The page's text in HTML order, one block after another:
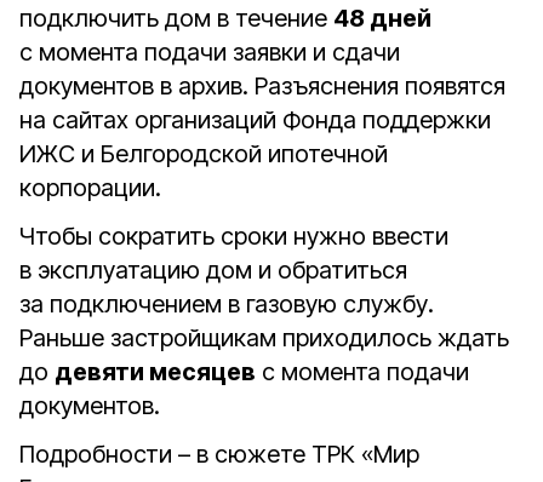
подключить дом в течение 48 дней
с момента подачи заявки и сдачи
документов в архив. Разъяснения появятся
на сайтах организаций Фонда поддержки
ИЖС и Белгородской ипотечной
корпорации.
Чтобы сократить сроки нужно ввести
в эксплуатацию дом и обратиться
за подключением в газовую службу.
Раньше застройщикам приходилось ждать
до девяти месяцев с момента подачи
документов.
Подробности – в сюжете ТРК «Мир